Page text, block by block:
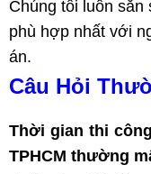
Chúng tôi luôn
phù hợp nhất với
án.
Câu Hỏi
Thời gian thi
TPHCM thường